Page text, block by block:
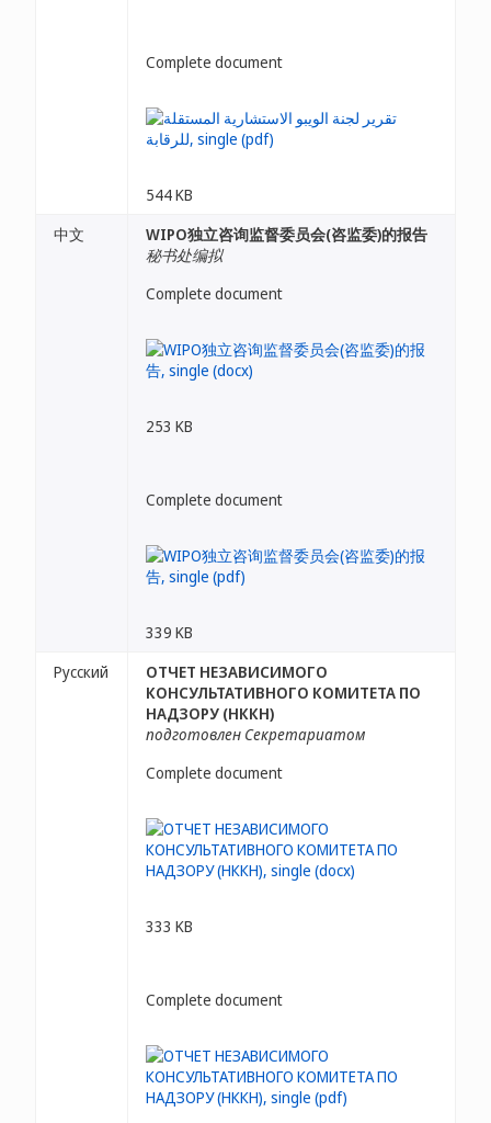
Complete document
544 KB
中文
WIPO独立咨询监督委员会(咨监委)的报告
秘书处编拟
Complete document
253 KB
Complete document
339 KB
Русский
ОТЧЕТ НЕЗАВИСИМОГО
КОНСУЛЬТАТИВНОГО КОМИТЕТА ПО
НАДЗОРУ (НККН)
подготовлен Секретариатом
Complete document
333 KB
Complete document